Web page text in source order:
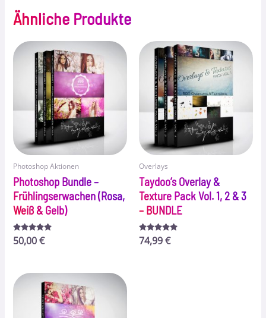
Ähnliche Produkte
Photoshop Aktionen
Photoshop Bundle –
Frühlingserwachen (Rosa,
Weiß & Gelb)
Bewertet
mit
50,00€
Overlays
Taydoo’s Overlay &
Texture Pack Vol. 1, 2 & 3
– BUNDLE
Bewertet
mit
74,99€